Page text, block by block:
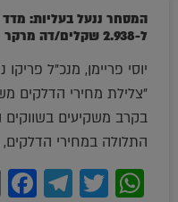
ל-2.938 שקלים/דה מרקר
יוסי פריימן, מנכ"ל פריקו
"צלילת מחירי הדלקים
בקרב משקיעים בשווקים
התלולה במחירי הדלקים,